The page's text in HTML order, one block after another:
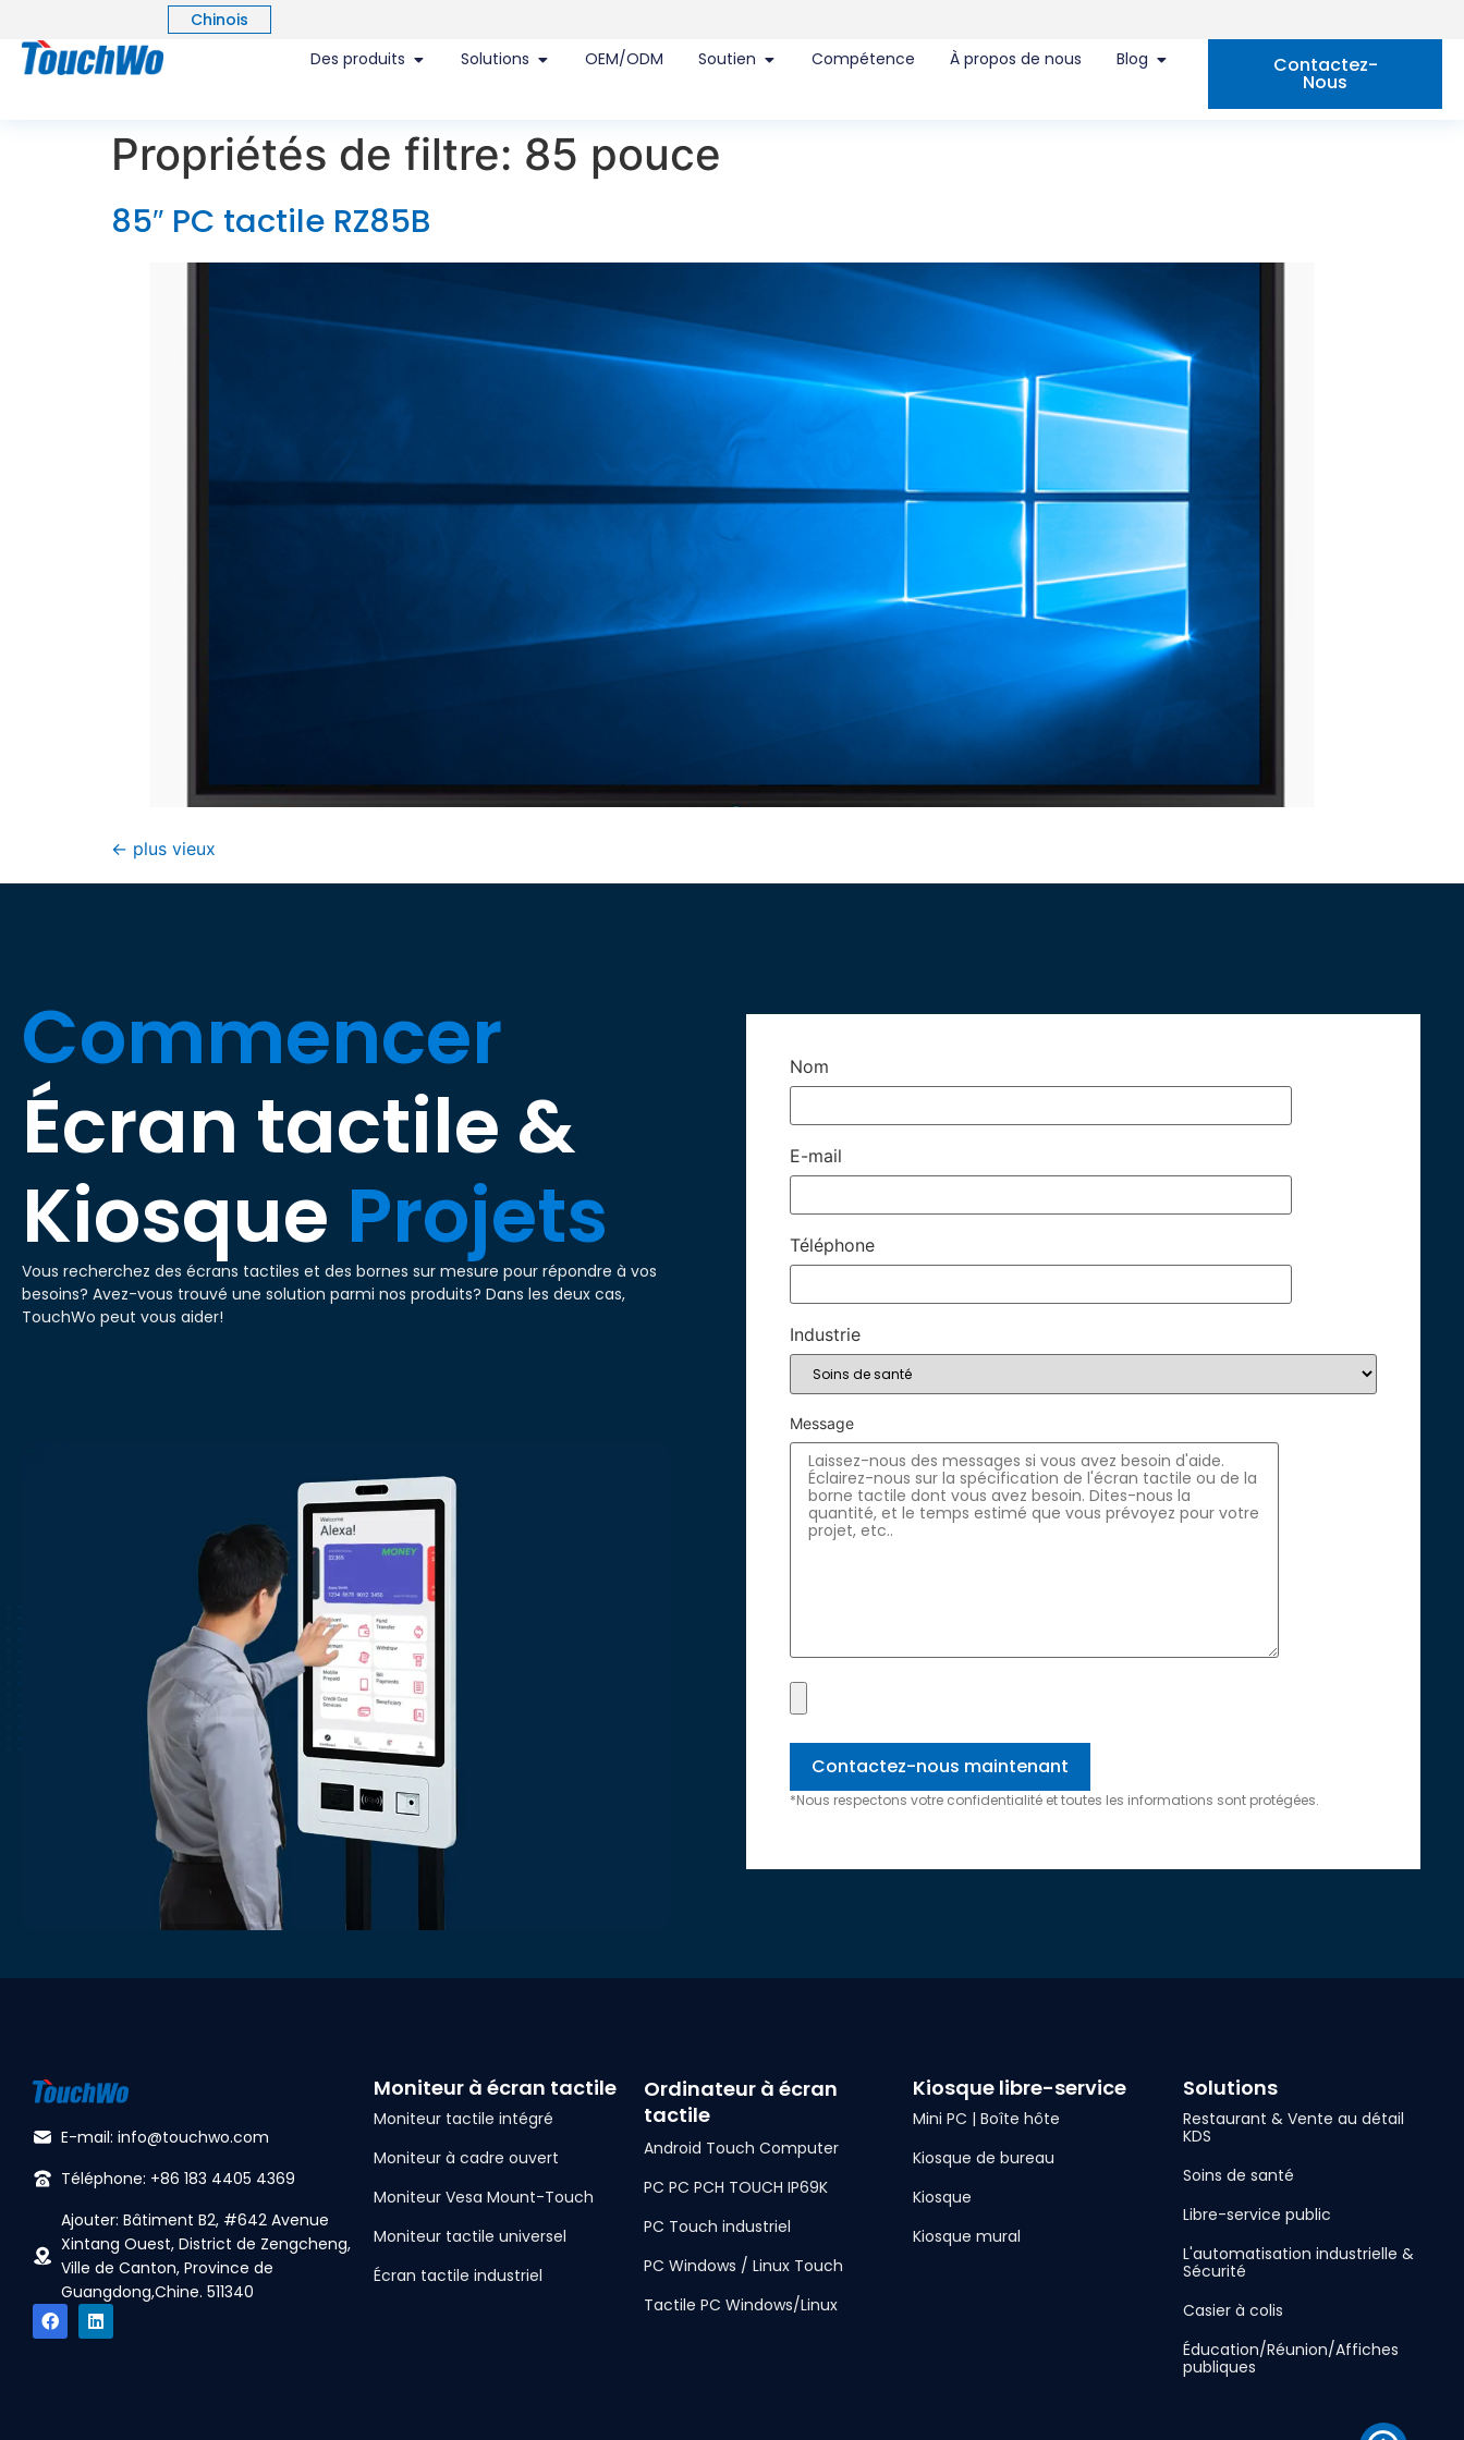
Chinois
Des produits
Solutions OEM/ODM Soutien Compétence À propos de nous Blog Contactez-
Nous
Propriétés de filtre: 85 pouce
85″ PC tactile RZ85B
← plus vieux
Commencer
Écran tactile &
Kiosque Projets
Vous recherchez des écrans tactiles et des bornes sur mesure pour répondre à vos
besoins? Avez-vous trouvé une solution parmi nos produits? Dans les deux cas,
TouchWo peut vous aider!
Nom
E-mail
Téléphone
Industrie
Message
*Nous respectons votre confidentialité et toutes les informations sont protégées.
E-mail: info@touchwo.com
Téléphone: +86 183 4405 4369
Ajouter: Bâtiment B2, #642 Avenue
Xintang Ouest, District de Zengcheng,
Ville de Canton, Province de
Guangdong,Chine. 511340
Moniteur à écran tactile
Moniteur tactile intégré
Moniteur à cadre ouvert
Moniteur Vesa Mount-Touch
Moniteur tactile universel
Écran tactile industriel
Ordinateur à écran
tactile
Android Touch Computer
PC PC PCH TOUCH IP69K
PC Touch industriel
PC Windows / Linux Touch
Tactile PC Windows/Linux
Kiosque libre-service
Mini PC | Boîte hôte
Kiosque de bureau
Kiosque
Kiosque mural
Solutions
Restaurant & Vente au détail
KDS
Soins de santé
Libre-service public
L'automatisation industrielle &
Sécurité
Casier à colis
Éducation/Réunion/Affiches
publiques